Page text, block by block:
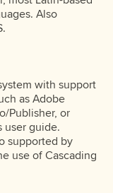
Also
with support
as Adobe
Publisher, or
user guide.
supported by
use of Cascading